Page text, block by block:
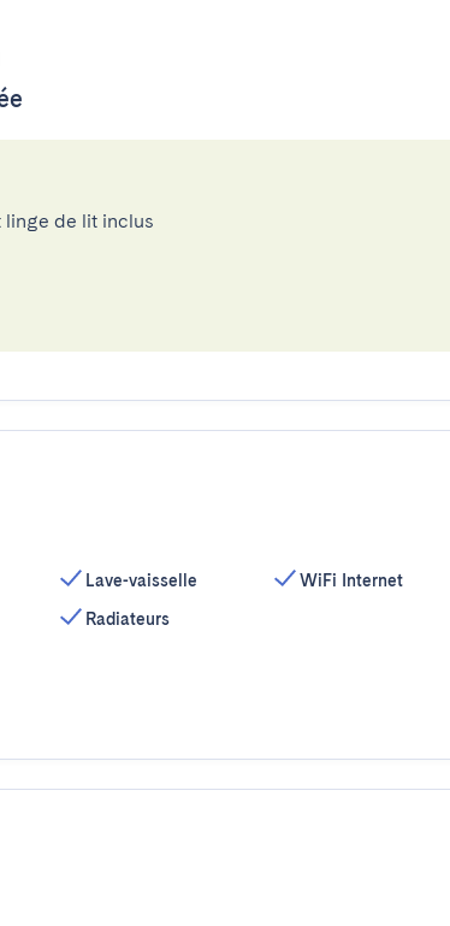
linge de lit inclus
Lave-vaisselle
Radiateurs
WiFi Internet